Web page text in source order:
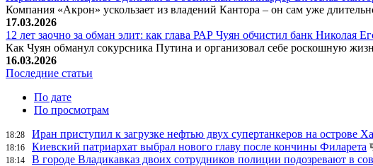
Компания «Акрон» ускользает из владений Кантора – он сам уже
17.03.2026
12 лет заочно за обман элит: как глава РАР Чуян обчистил банк Николая
Как Чуян обманул сокурсника Путина и организовал себе роскошную
16.03.2026
Последние статьи
По дате
По просмотрам
18:28 Иран приступил к загрузке нефтью двух супертанкеров на острове
18:16 Киевский патриархат выбрал нового главу после кончины Филарета
18:14
В городе Владикавказ двоих сотрудников полиции подозревают в